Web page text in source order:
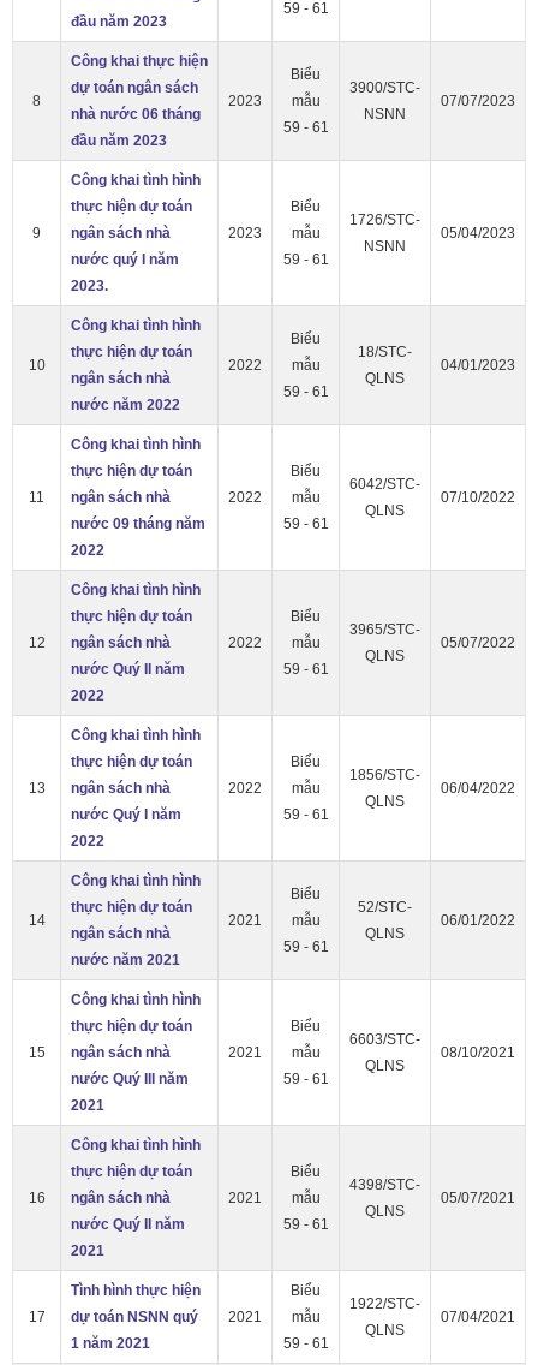
đầu năm 2023
59 - 61
8
Công khai thực hiện
dự toán ngân sách
nhà nước 06 tháng
đầu năm 2023
2023
Biểu
mẫu
59 - 61
3900/STC-
NSNN
07/07/2023
9
Công khai tình hình
thực hiện dự toán
ngân sách nhà
nước quý I năm
2023.
2023
Biểu
mẫu
59 - 61
1726/STC-
NSNN
05/04/2023
10
Công khai tình hình
thực hiện dự toán
ngân sách nhà
nước năm 2022
2022
Biểu
mẫu
59 - 61
18/STC-
QLNS
04/01/2023
11
Công khai tình hình
thực hiện dự toán
ngân sách nhà
nước 09 tháng năm
2022
2022
Biểu
mẫu
59 - 61
6042/STC-
QLNS
07/10/2022
12
Công khai tình hình
thực hiện dự toán
ngân sách nhà
nước Quý II năm
2022
2022
Biểu
mẫu
59 - 61
3965/STC-
QLNS
05/07/2022
13
Công khai tình hình
thực hiện dự toán
ngân sách nhà
nước Quý I năm
2022
2022
Biểu
mẫu
59 - 61
1856/STC-
QLNS
06/04/2022
14
Công khai tình hình
thực hiện dự toán
ngân sách nhà
nước năm 2021
2021
Biểu
mẫu
59 - 61
52/STC-
QLNS
06/01/2022
15
Công khai tình hình
thực hiện dự toán
ngân sách nhà
nước Quý III năm
2021
2021
Biểu
mẫu
59 - 61
6603/STC-
QLNS
08/10/2021
16
Công khai tình hình
thực hiện dự toán
ngân sách nhà
nước Quý II năm
2021
2021
Biểu
mẫu
59 - 61
4398/STC-
QLNS
05/07/2021
17
Tình hình thực hiện
dự toán NSNN quý
1 năm 2021
2021
Biểu
mẫu
59 - 61
1922/STC-
QLNS
07/04/2021